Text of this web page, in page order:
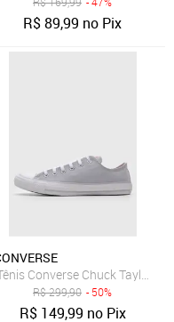
R$89,99 no Pix
Marrom
Converse Chuck Taylor
R$299,90 - 50%
R$ 149,99 no Pix